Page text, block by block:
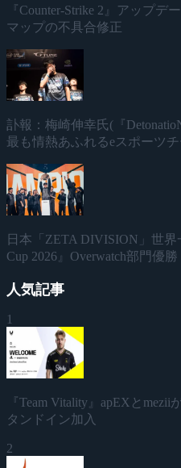
『Counter-Strike 2』アップデ
マップの不具合修正
訃報：梅崎伸幸氏(『
最も情熱あふれるeスポーツ
日本「ZETA DIVISION」世界
Cup 2026』Overwatch部門優勝
人気記事
1
『Team Vitality』apEXと
タンドイン加入
2